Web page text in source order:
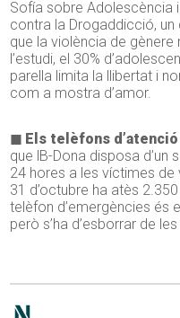
Sofía sobre Adolescència
contra la Drogaddicció,
que la violència de
l’estudi, el 30%
parella limita la llibertat i
com a mostra d’amor.
◼ Els telèfons
que lB-Dona disposa d’un
24 hores a les víctimes
31 d’octubre ha atès
telèfon d’emergències és
però s’ha d’esborrar de